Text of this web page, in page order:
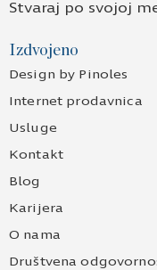
Stvaraj po svojoj
Izdvojeno
Design by Pinoles
Internet prodavnica
Usluge
Kontakt
Blog
Karijera
O nama
Društvena